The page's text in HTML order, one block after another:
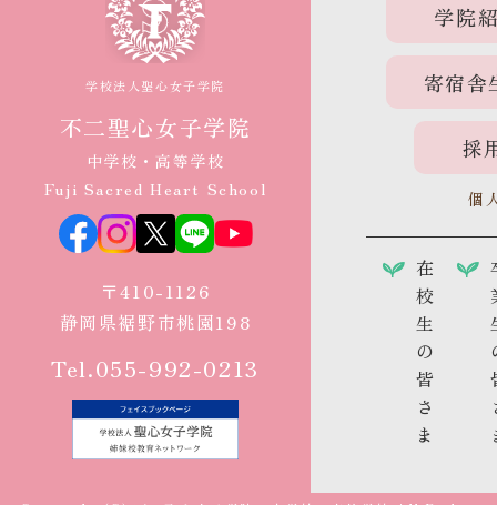
学校法人聖心女子学院
不二聖心女子学院
中学校・高等学校
Fuji Sacred Heart School
〒410-1126
静岡県裾野市桃園198
Tel.055-992-0213
学院
寄宿舎
採
個
在
校
生
の
皆
さ
ま